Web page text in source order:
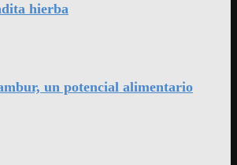
hierba
un potencial alimentario